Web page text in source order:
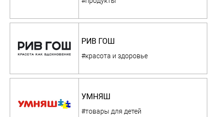
РИВ ГОШ
#красота и здоровье
УМНЯШ
#товары для детей